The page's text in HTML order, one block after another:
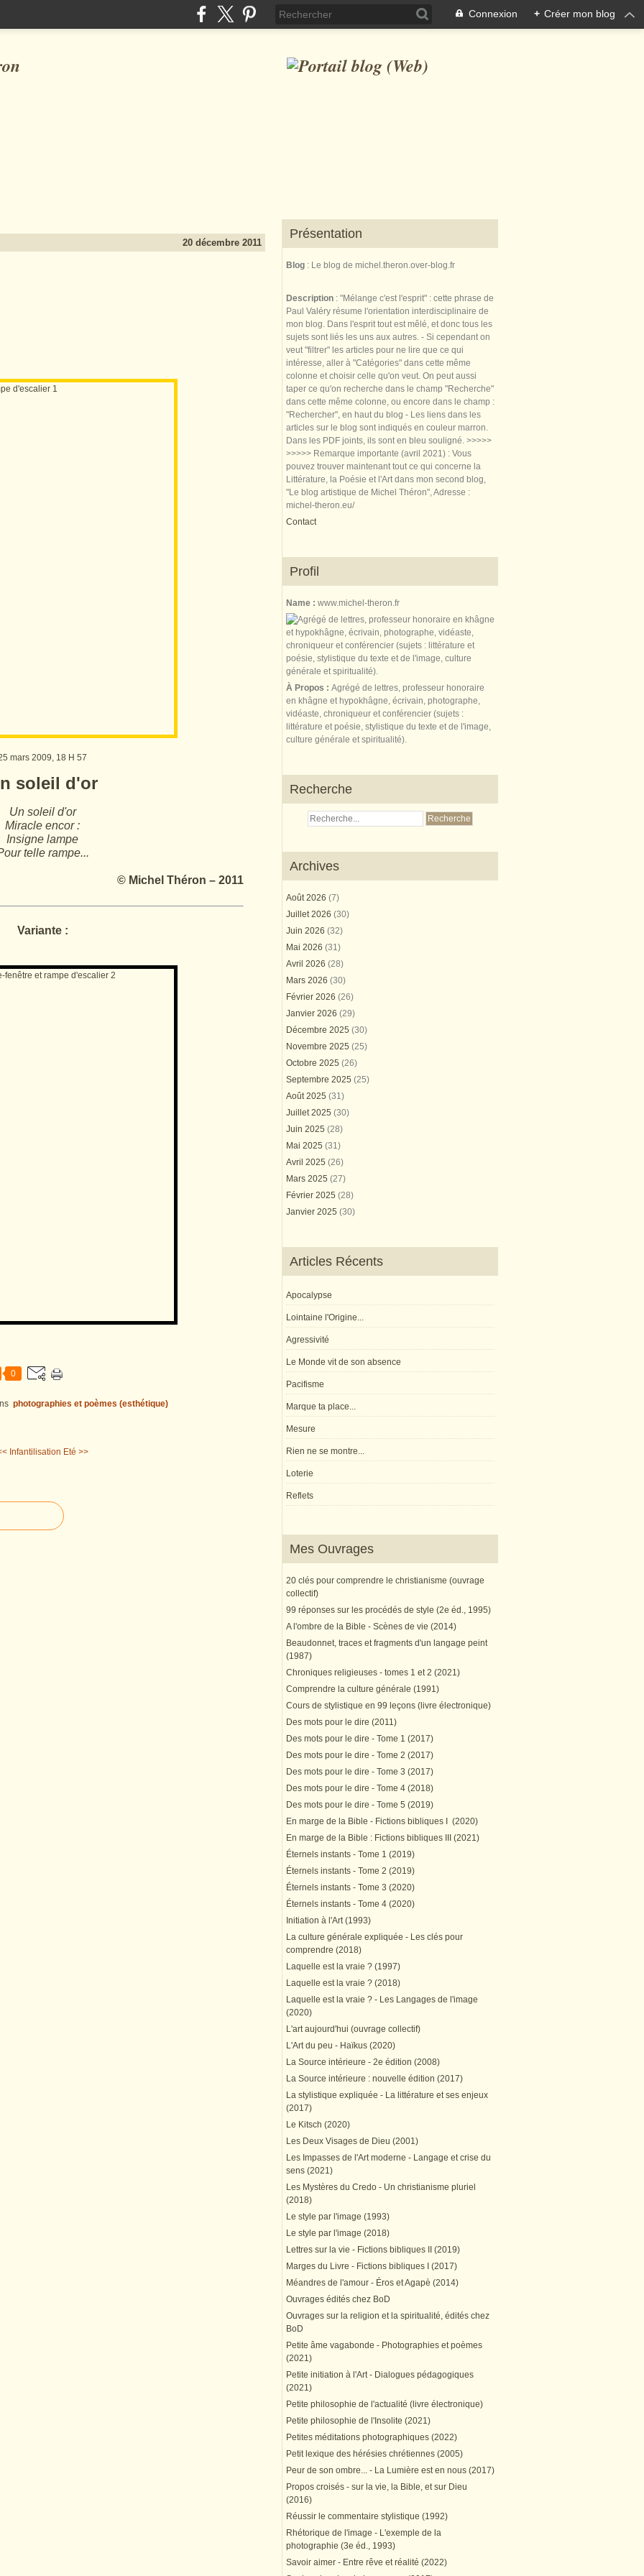
Connexion + Créer mon blog
20 décembre 2011
mars 2009, 18 H 57
soleil d'or
Un soleil d'or
Miracle encor :
Insigne lampe
telle rampe...
© Michel Théron – 2011
Variante :
0
photographies et poèmes (esthétique)
Infantilisation Eté >>
Présentation
Blog : Le blog de michel.theron.over-blog.fr
Description : "Mélange c'est l'esprit" : cette phrase de
Paul Valéry résume l'orientation interdisciplinaire de
mon blog. Dans l'esprit tout est mêlé, et donc tous les
sujets sont liés les uns aux autres. - Si cependant on
veut "filtrer" les articles pour ne lire que ce qui
intéresse, aller à "Catégories" dans cette même
colonne et choisir celle qu'on veut. On peut aussi
taper ce qu'on recherche dans le champ "Recherche"
dans cette même colonne, ou encore dans le champ :
"Rechercher", en haut du blog - Les liens dans les
articles sur le blog sont indiqués en couleur marron.
Dans les PDF joints, ils sont en bleu souligné. >>>>>
>>>>> Remarque importante (avril 2021) : Vous
pouvez trouver maintenant tout ce qui concerne la
Littérature, la Poésie et l'Art dans mon second blog,
"Le blog artistique de Michel Théron", Adresse :
michel-theron.eu/
Contact
Profil
Name : www.michel-theron.fr
À Propos : Agrégé de lettres, professeur honoraire
en khâgne et hypokhâgne, écrivain, photographe,
vidéaste, chroniqueur et conférencier (sujets :
littérature et poésie, stylistique du texte et de l'image,
culture générale et spiritualité).
Recherche
Archives
Août 2026 (7)
Juillet 2026 (30)
Juin 2026 (32)
Mai 2026 (31)
Avril 2026 (28)
Mars 2026 (30)
Février 2026 (26)
Janvier 2026 (29)
Décembre 2025 (30)
Novembre 2025 (25)
Octobre 2025 (26)
Septembre 2025 (25)
Août 2025 (31)
Juillet 2025 (30)
Juin 2025 (28)
Mai 2025 (31)
Avril 2025 (26)
Mars 2025 (27)
Février 2025 (28)
Janvier 2025 (30)
Articles Récents
Apocalypse
Lointaine l'Origine...
Agressivité
Le Monde vit de son absence
Pacifisme
Marque ta place...
Mesure
Rien ne se montre...
Loterie
Reflets
Mes Ouvrages
20 clés pour comprendre le christianisme (ouvrage
collectif)
99 réponses sur les procédés de style (2e éd., 1995)
A l'ombre de la Bible - Scènes de vie (2014)
Beaudonnet, traces et fragments d'un langage peint
(1987)
Chroniques religieuses - tomes 1 et 2 (2021)
Comprendre la culture générale (1991)
Cours de stylistique en 99 leçons (livre électronique)
Des mots pour le dire (2011)
Des mots pour le dire - Tome 1 (2017)
Des mots pour le dire - Tome 2 (2017)
Des mots pour le dire - Tome 3 (2017)
Des mots pour le dire - Tome 4 (2018)
Des mots pour le dire - Tome 5 (2019)
En marge de la Bible - Fictions bibliques I (2020)
En marge de la Bible : Fictions bibliques III (2021)
Éternels instants - Tome 1 (2019)
Éternels instants - Tome 2 (2019)
Éternels instants - Tome 3 (2020)
Éternels instants - Tome 4 (2020)
Initiation à l'Art (1993)
La culture générale expliquée - Les clés pour
comprendre (2018)
Laquelle est la vraie ? (1997)
Laquelle est la vraie ? (2018)
Laquelle est la vraie ? - Les Langages de l'image
(2020)
L'art aujourd'hui (ouvrage collectif)
L'Art du peu - Haïkus (2020)
La Source intérieure - 2e édition (2008)
La Source intérieure : nouvelle édition (2017)
La stylistique expliquée - La littérature et ses enjeux
(2017)
Le Kitsch (2020)
Les Deux Visages de Dieu (2001)
Les Impasses de l'Art moderne - Langage et crise du
sens (2021)
Les Mystères du Credo - Un christianisme pluriel
(2018)
Le style par l'image (1993)
Le style par l'image (2018)
Lettres sur la vie - Fictions bibliques II (2019)
Marges du Livre - Fictions bibliques I (2017)
Méandres de l'amour - Éros et Agapè (2014)
Ouvrages édités chez BoD
Ouvrages sur la religion et la spiritualité, édités chez
BoD
Petite âme vagabonde - Photographies et poèmes
(2021)
Petite initiation à l'Art - Dialogues pédagogiques
(2021)
Petite philosophie de l'actualité (livre électronique)
Petite philosophie de l'Insolite (2021)
Petites méditations photographiques (2022)
Petit lexique des hérésies chrétiennes (2005)
Peur de son ombre... - La Lumière est en nous (2017)
Propos croisés - sur la vie, la Bible, et sur Dieu
(2016)
Réussir le commentaire stylistique (1992)
Rhétorique de l'image - L'exemple de la
photographie (3e éd., 1993)
Savoir aimer - Entre rêve et réalité (2022)